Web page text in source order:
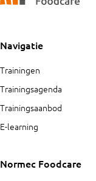
Navigatie
Trainingen
Trainingsagenda
Trainingsaanbod
E-learning
Normec Foodcare